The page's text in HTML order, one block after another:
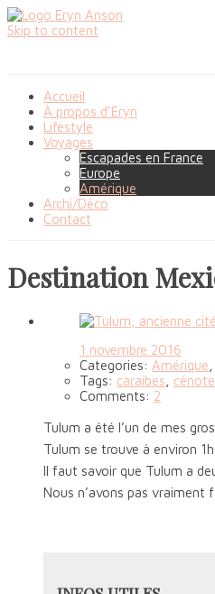
Skip to content
Accueil
À propos d’Eryn
Lifestyle
Voyages
Escapades en France
Europe
Amérique
Archi/Déco
Contact
Destination
1 novembre 2016
Categories: Amérique
Tags: caraibes cénote
Comments: 2
Tulum a été l’un de mes
Tulum se trouve à environ
Il faut savoir que Tulum a
Nous n’avons pas vraiment